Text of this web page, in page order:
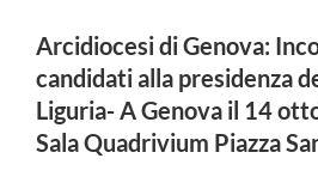
Arcidiocesi di Genova:
candidati alla presidenza
Liguria- A Genova il 14
Sala Quadrivium Piazza